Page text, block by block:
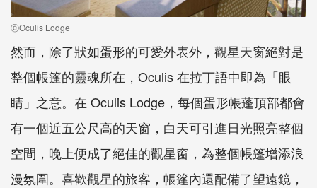
ⓒOculis Lodge
然而，除了狀如蛋形的可愛外表外，觀星天窗絕對是
整個帳篷的靈魂所在，Oculis 在拉丁語中即為「眼
睛」之意。在 Oculis Lodge，每個蛋形帳蓬頂部都會
有一個近五公尺高的天窗，白天可引進日光照亮整個
空間，晚上便成了絕佳的觀星窗，為整個帳篷增添浪
漫氛圍。喜歡觀星的旅客，帳篷內還配備了望遠鏡，